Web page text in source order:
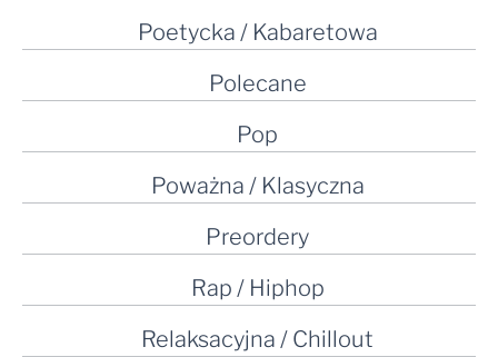
Poetycka / Kabaretowa
Polecane
Pop
Poważna / Klasyczna
Preordery
Rap / Hiphop
Relaksacyjna / Chillout